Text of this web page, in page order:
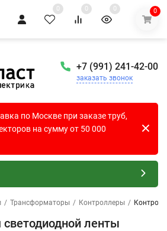
0 0 0 0
+7 (991) 241-42-00
заказать звонок
по Москве при заказе труб,
на сумму от 50 000
/ Трансформаторы / Контроллеры /
ленты